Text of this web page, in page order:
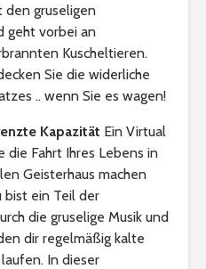
den gruseligen
geht vorbei an
Kuscheltieren.
Sie die widerliche
.. wenn Sie es wagen!
Kapazität Ein Virtual
die Fahrt Ihres Lebens in
Geisterhaus machen
ein Teil der
die gruselige Musik und
dir regelmäßig kalte
In dieser